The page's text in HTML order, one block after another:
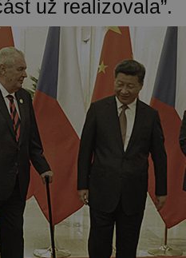
už realizovala”.